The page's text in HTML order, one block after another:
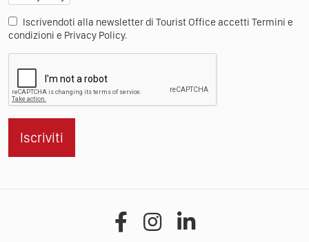
Condizioni generali
Contatti
Nome